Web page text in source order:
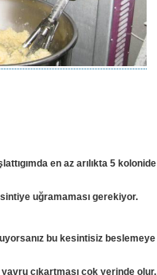
en az arılıkta 5 kolonide
uğramaması gerekiyor.
bu kesintisiz beslemeye
yavru çıkartması çok yerinde olur.